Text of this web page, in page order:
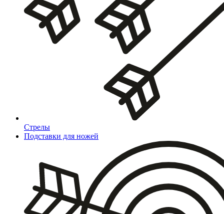
Стрелы
Подставки для ножей